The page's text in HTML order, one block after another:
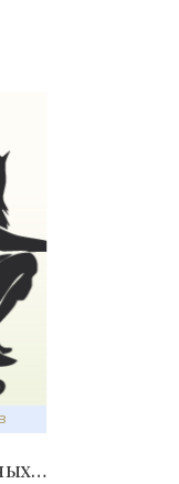
Конкурс красоты среди крупных дам в Таиланде..